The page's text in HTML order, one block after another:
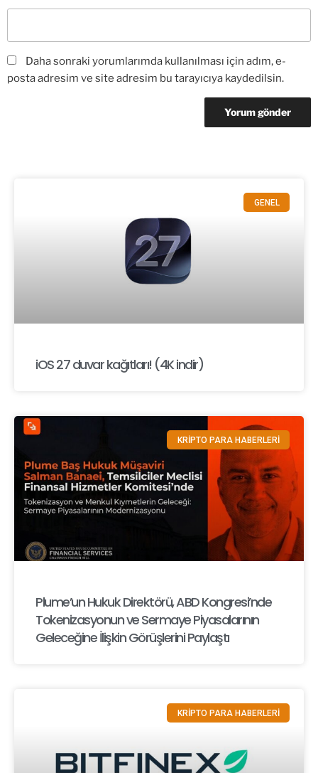
Daha sonraki yorumlarımda kullanılması için adım, e-
posta adresim ve site adresim bu tarayıcıya kaydedilsin.
GENEL
iOS 27 duvar kağıtları! (4K indir)
KRİPTO PARA HABERLERİ
Plume’un Hukuk Direktörü, ABD Kongresi’nde
Tokenizasyonun ve Sermaye Piyasalarının
Geleceğine İlişkin Görüşlerini Paylaştı
KRİPTO PARA HABERLERİ